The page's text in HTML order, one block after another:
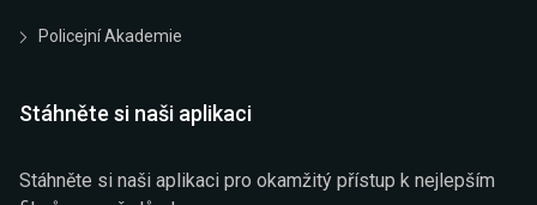
Policejní Akademie
Stáhněte si naši aplikaci
Stáhněte si naši aplikaci pro okamžitý přístup k nejlepším